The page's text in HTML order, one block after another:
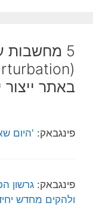
5 מחשבות
באתר ייצור
פינגבאק: 'היום
פינגבאק: גרשון
ולהקים מחדש